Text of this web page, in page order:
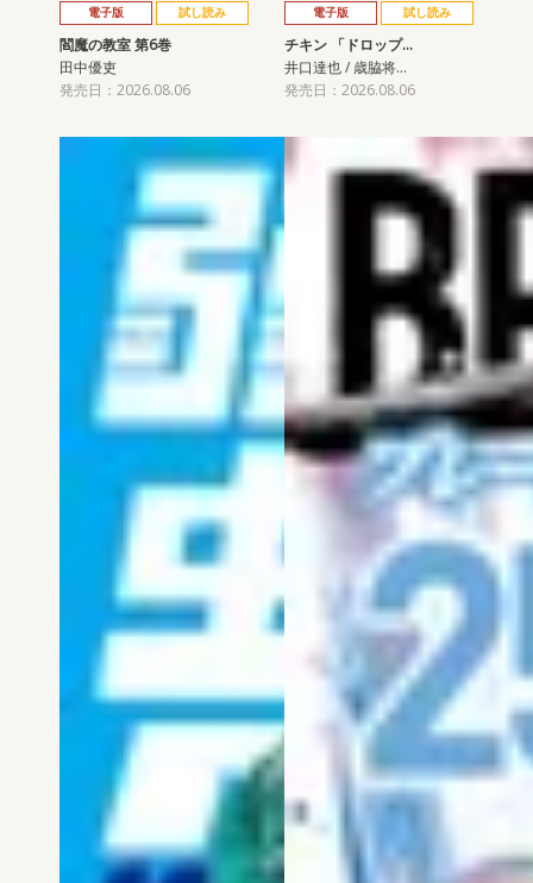
電子版 試し読み
閻魔の教室 第6巻
田中優吏
発売日：2026.08.06
電子版 試し読み
チキン 「ドロップ…
井口達也 / 歳脇将…
発売日：2026.08.06